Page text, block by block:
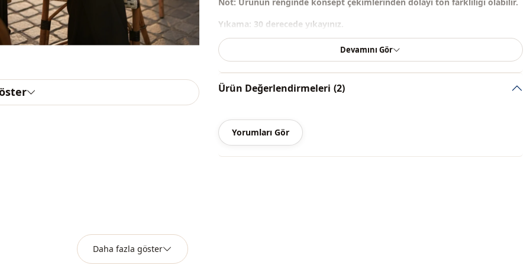
Not: Ürünün renginde konsept çekimlerinden dolayı ton farklılığı olabilir.
Yıkama: 30 derecede yıkayınız.
%100 Akrilik
Yaka Kare yaka
Bluz
Kumaş
Mevsi̇m
Devamını Gör
Ürün Değerlendirmeleri (2)
Yorumları Gör
Daha fazla göster